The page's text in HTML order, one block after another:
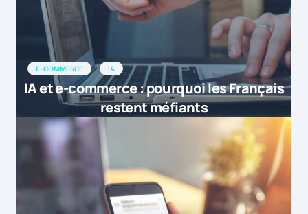
E-COMMERCE IA
IA et e-commerce : pourquoi les Français
restent méfiants